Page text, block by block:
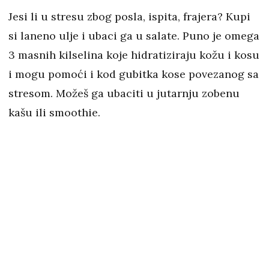
Jesi li u stresu zbog posla, ispita, frajera? Kupi
si laneno ulje i ubaci ga u salate. Puno je omega
3 masnih kilselina koje hidratiziraju kožu i kosu
i mogu pomoći i kod gubitka kose povezanog sa
stresom. Možeš ga ubaciti u jutarnju zobenu
kašu ili smoothie.